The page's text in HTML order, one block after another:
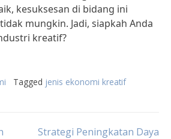
kesuksesan di bidang ini
mungkin. Jadi, siapkah Anda
kreatif?
Tagged jenis ekonomi kreatif
Strategi Peningkatan Daya